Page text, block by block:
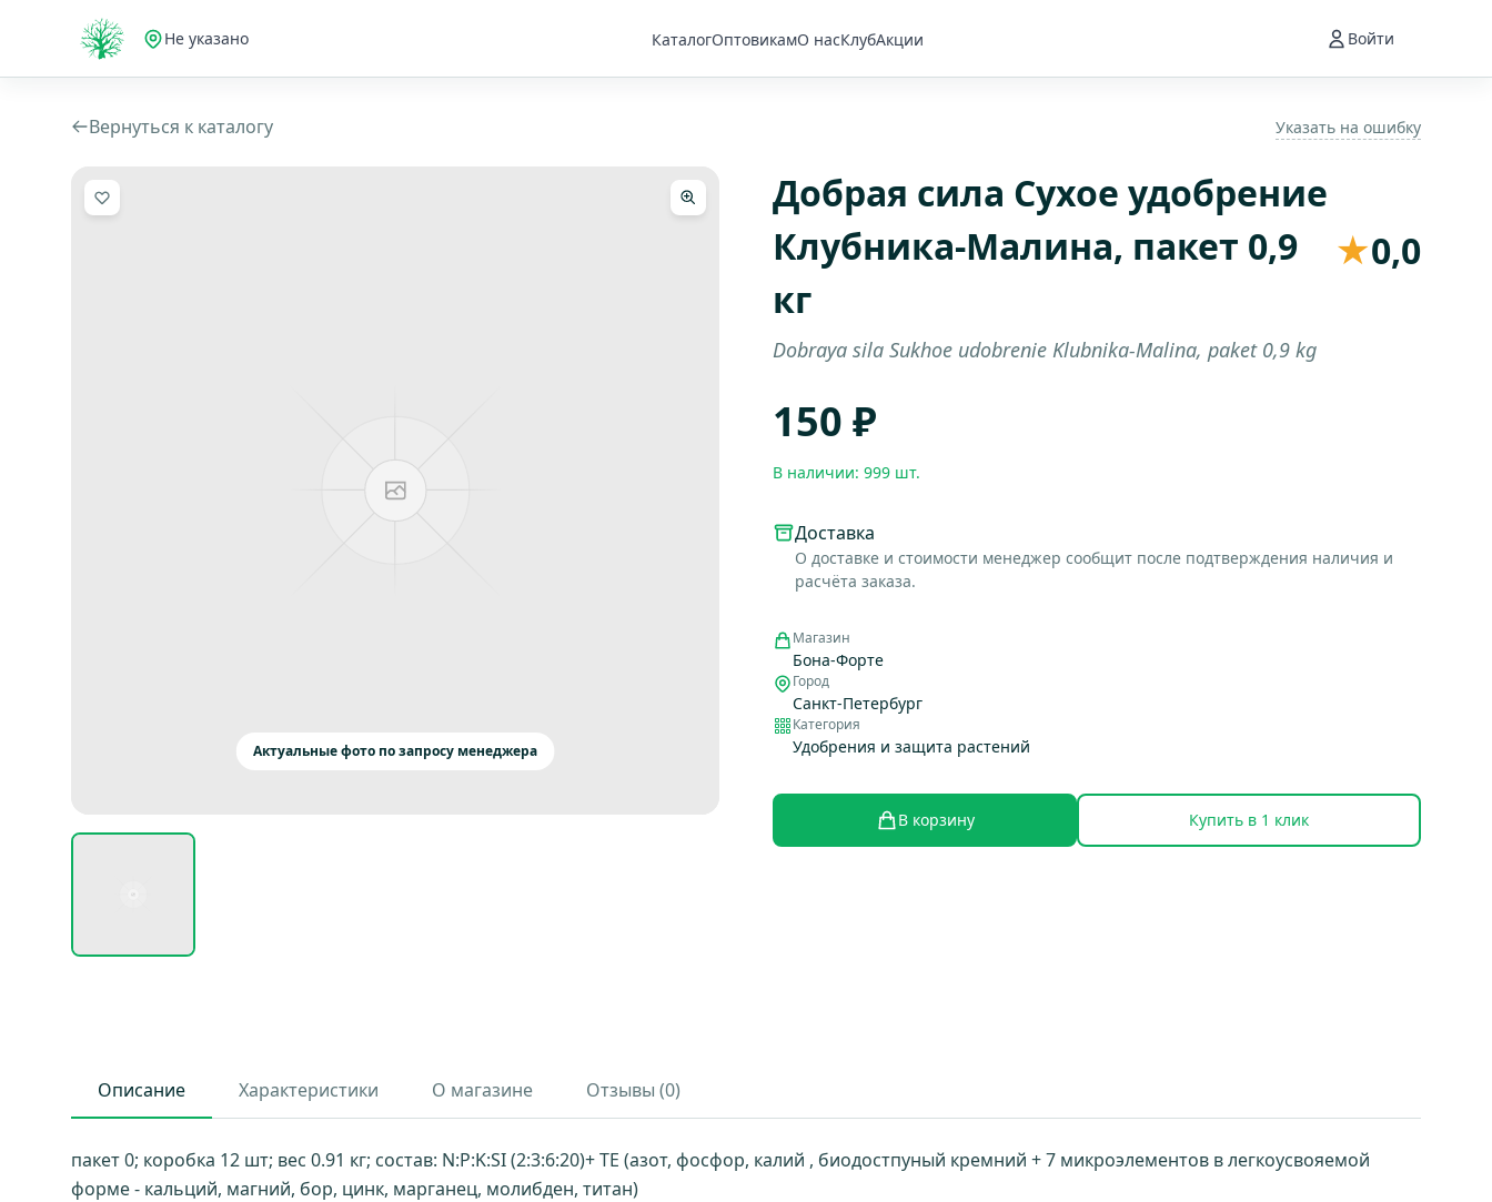
Не указано КаталогОптовикамО насКлубАкции Войти
Вернуться к каталогу Указать на ошибку
Актуальные фото по запросу менеджера
Добрая сила Сухое удобрение
Клубника-Малина, пакет 0,9
кг
★0,0
Dobraya sila Sukhoe udobrenie Klubnika-Malina, paket 0,9 kg
150 ₽
В наличии: 999 шт.
Доставка
О доставке и стоимости менеджер сообщит после подтверждения наличия и
расчёта заказа.
Магазин
Бона-Форте
Город
Санкт-Петербург
Категория
Удобрения и защита растений
В корзину Купить в 1 клик
Описание Характеристики О магазине Отзывы (0)
пакет 0; коробка 12 шт; вес 0.91 кг; состав: N:P:K:SI (2:3:6:20)+ TE (азот, фосфор, калий , биодостпуный кремний + 7 микроэлементов в легкоусвояемой
форме - кальций, магний, бор, цинк, марганец, молибден, титан)